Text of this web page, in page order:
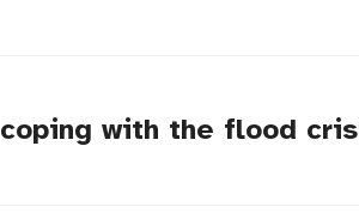
with the flood